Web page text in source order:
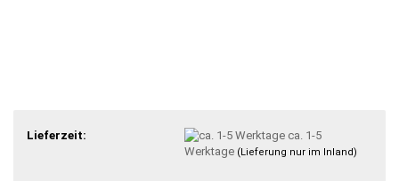
Lieferzeit:
ca. 1-5
Werktage (Lieferung nur im Inland)